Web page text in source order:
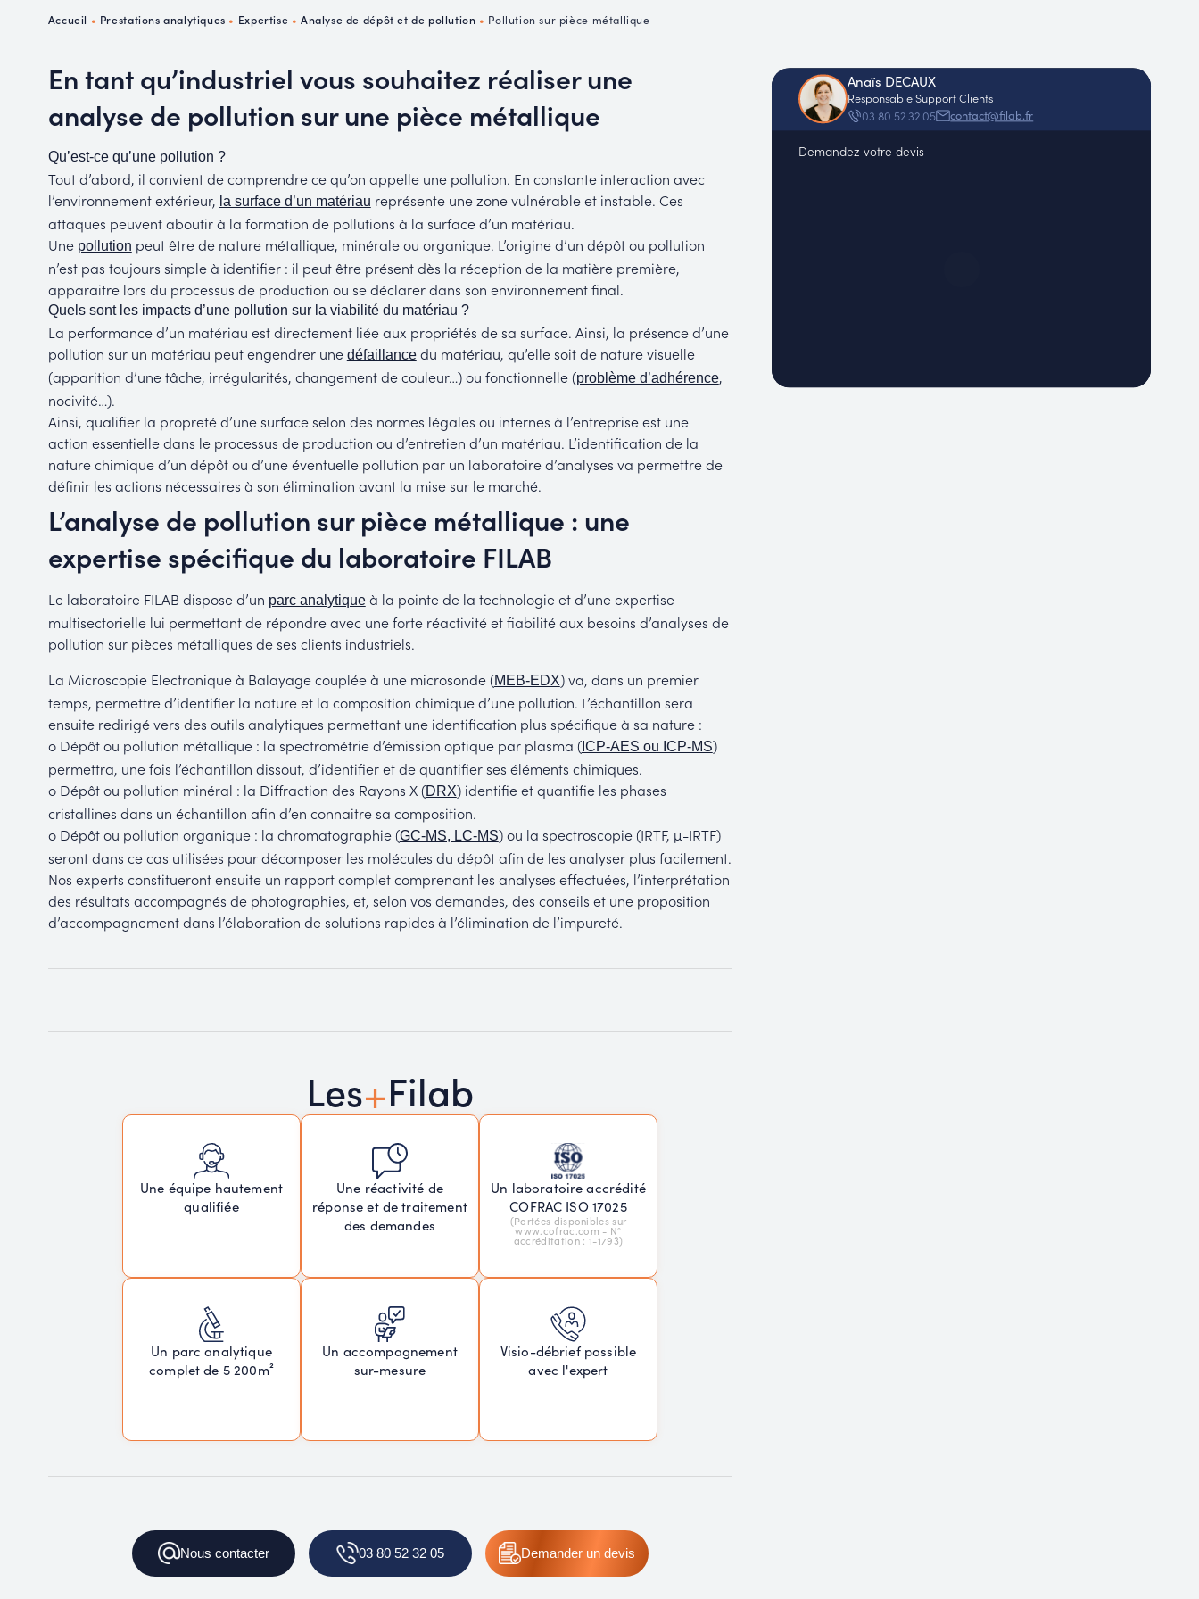
PMUC
Accueil • Prestations analytiques • Expertise • Analyse de dépôt et de pollution • Pollution sur pièce métallique
En tant qu’industriel vous souhaitez réaliser une
analyse de pollution sur une pièce métallique
Qu’est-ce qu’une pollution ?
Tout d’abord, il convient de comprendre ce qu’on appelle une pollution. En constante interaction avec
l’environnement extérieur, la surface d’un matériau représente une zone vulnérable et instable. Ces
attaques peuvent aboutir à la formation de pollutions à la surface d’un matériau.
Une pollution peut être de nature métallique, minérale ou organique. L’origine d’un dépôt ou pollution
n’est pas toujours simple à identifier : il peut être présent dès la réception de la matière première,
apparaitre lors du processus de production ou se déclarer dans son environnement final.
Quels sont les impacts d’une pollution sur la viabilité du matériau ?
La performance d’un matériau est directement liée aux propriétés de sa surface. Ainsi, la présence d’une
pollution sur un matériau peut engendrer une défaillancedu matériau, qu’elle soit de nature visuelle
(apparition d’une tâche, irrégularités, changement de couleur…) ou fonctionnelle (problème d’adhérence,
nocivité…).
Ainsi, qualifier la propreté d’une surface selon des normes légales ou internes à l’entreprise est une
action essentielle dans le processus de production ou d’entretien d’un matériau. L’identification de la
nature chimique d’un dépôt ou d’une éventuelle pollution par un laboratoire d’analyses va permettre de
définir les actions nécessaires à son élimination avant la mise sur le marché.
L’analyse de pollution sur pièce métallique : une
expertise spécifique du laboratoire FILAB
Le laboratoire FILAB dispose d’un parc analytiqueà la pointe de la technologie et d’une expertise
multisectorielle lui permettant de répondre avec une forte réactivité et fiabilité aux besoins d’analyses de
pollution sur pièces métalliques de ses clients industriels.
La Microscopie Electronique à Balayage couplée à une microsonde (MEB-EDX) va, dans un premier
temps, permettre d’identifier la nature et la composition chimique d’une pollution. L’échantillon sera
ensuite redirigé vers des outils analytiques permettant une identification plus spécifique à sa nature :
o Dépôt ou pollution métallique : la spectrométrie d’émission optique par plasma (ICP-AES ou ICP-MS)
permettra, une fois l’échantillon dissout, d’identifier et de quantifier ses éléments chimiques.
o Dépôt ou pollution minéral : la Diffraction des Rayons X (DRX) identifie et quantifie les phases
cristallines dans un échantillon afin d’en connaitre sa composition.
o Dépôt ou pollution organique : la chromatographie (GC-MS, LC-MS) ou la spectroscopie (IRTF, µ-IRTF)
seront dans ce cas utilisées pour décomposer les molécules du dépôt afin de les analyser plus facilement.
Nos experts constitueront ensuite un rapport complet comprenant les analyses effectuées, l’interprétation
des résultats accompagnés de photographies, et, selon vos demandes, des conseils et une proposition
d’accompagnement dans l’élaboration de solutions rapides à l’élimination de l’impureté.
Les+Filab
Une équipe hautement
qualifiée
Une réactivité de
réponse et de traitement
des demandes
Un laboratoire accrédité
COFRAC ISO 17025
(Portées disponibles sur
www.cofrac.com - N°
accréditation : 1-1793)
Un parc analytique
complet de 5 200m²
Un accompagnement
sur-mesure
Visio-débrief possible
avec l'expert
Nous contacter 03 80 52 32 05 Demanderun devis
Anaïs DECAUX
Responsable Support Clients
03 80 52 32 05
contact@filab.fr
Demandez votre devis